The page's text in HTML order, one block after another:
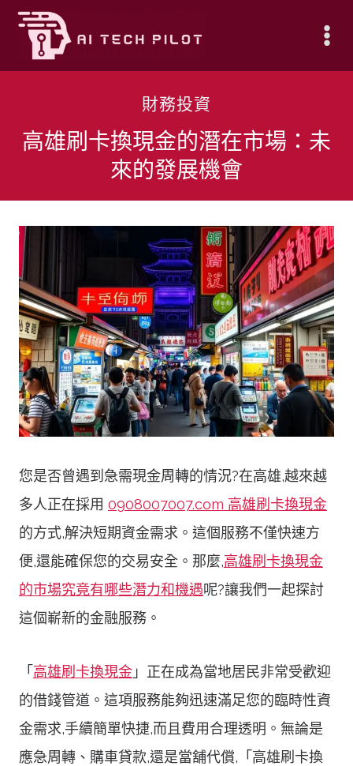
Skip
content
財務投資
高雄刷卡換現金的潛在市場：未
來的發展機會
您是否曾遇到急需現金周轉的情況?在高雄,越來越
多人正在採用 0908007007.com 高雄刷卡換現金
的方式,解決短期資金需求。這個服務不僅快速方
便,還能確保您的交易安全。那麼,高雄刷卡換現金
的市場究竟有哪些潛力和機遇呢?讓我們一起探討
這個嶄新的金融服務。
「高雄刷卡換現金 」正在成為當地居民非常受歡迎
的借錢管道。這項服務能夠迅速滿足您的臨時性資
金需求,手續簡單快捷,而且費用合理透明。無論是
應急周轉、購車貸款,還是當舖代償,「高雄刷卡換